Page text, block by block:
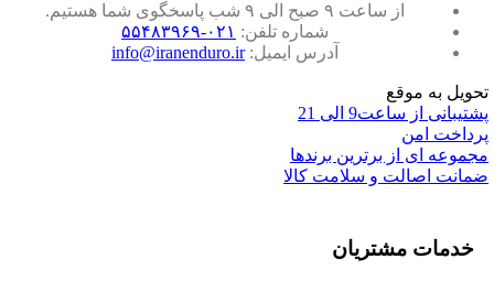
از ساعت ۹ صبح الی ۹ شب پاسخگوی شما هستیم.
شماره تلفن: ۰۲۱-۵۵۴۸۳۹۶۹
آدرس ایمیل:info@iranenduro.ir
تحویل به موقع
پشتیبانی از ساعت9 الی 21
پرداخت امن
مجموعه ای از برترین برندها
ضمانت اصالت و سلامت کالا
خدمات مشتریان